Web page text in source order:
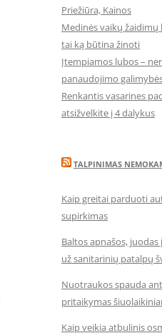
Priežiūra, Kainos
Medinės vaikų žaidimų
tai ką būtina žinoti
Įtempiamos lubos –
panaudojimo
Renkantis vasarines
atsižvelkite į 4 dalykus
TALPINIMAS
Kaip greitai parduoti
supirkimas
Baltos apnašos, juodas
už sanitarinių patalpų
Nuotraukos spauda
pritaikymas
Kaip veikia atbulinis